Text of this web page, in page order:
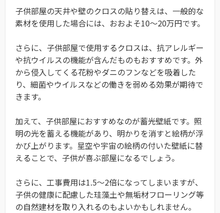
子供部屋の天井や壁のクロスの貼り替えは、一般的な
素材を使用した場合には、おおよそ10～20万円です。
さらに、子供部屋で使用するクロスは、抗アレルギー
や抗ウイルスの機能が含んだものもおすすめです。外
から侵入してくる花粉やダニのフンなどを吸着した
り、細菌やウイルスなどの働きを弱める効果が期待で
きます。
加えて、子供部屋におすすめなのが蓄光壁紙です。照
明の光を蓄える機能があり、明かりを消すと絵柄が浮
かび上がります。星空や宇宙の絵柄の付いた壁紙に替
えることで、子供が喜ぶ部屋になるでしょう。
さらに、工事費用は1.5～2倍になってしまいますが、
子供の健康に配慮した珪藻土や無垢材フローリング等
の自然建材を取り入れるのもよいかもしれません。